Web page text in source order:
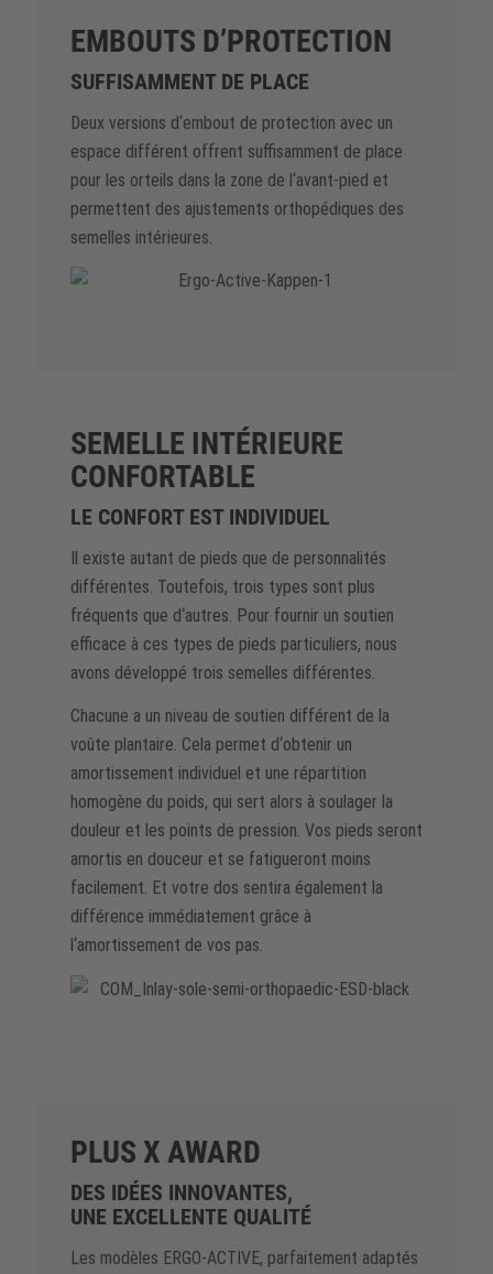
EMBOUTS D’PROTECTION
SUFFISAMMENT DE PLACE
Deux versions d‘embout de protection avec un
espace différent offrent suffisamment de place
pour les orteils dans la zone de l‘avant-pied et
permettent des ajustements orthopédiques des
semelles intérieures.
SEMELLE INTÉRIEURE
CONFORTABLE
LE CONFORT EST INDIVIDUEL
Il existe autant de pieds que de personnalités
différentes. Toutefois, trois types sont plus
fréquents que d‘autres. Pour fournir un soutien
efficace à ces types de pieds particuliers, nous
avons développé trois semelles différentes.
Chacune a un niveau de soutien différent de la
voûte plantaire. Cela permet d‘obtenir un
amortissement individuel et une répartition
homogène du poids, qui sert alors à soulager la
douleur et les points de pression. Vos pieds seront
amortis en douceur et se fatigueront moins
facilement. Et votre dos sentira également la
différence immédiatement grâce à
l‘amortissement de vos pas.
PLUS X AWARD
DES IDÉES INNOVANTES,
UNE EXCELLENTE QUALITÉ
Les modèles ERGO-ACTIVE, parfaitement adaptés